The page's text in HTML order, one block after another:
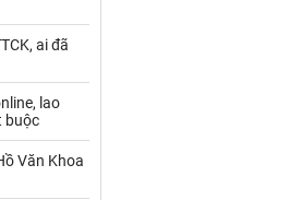
ăn chăn nuôi
ai đã
lao
buộc
Văn Khoa